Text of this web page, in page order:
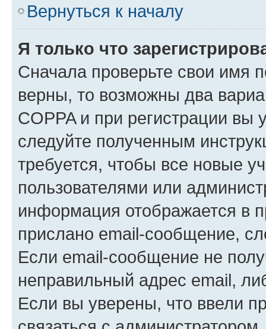
Вернуться к началу
Я только что
Сначала проверьте свои имя
верны, то возможны два
COPPA и при регистрации вы
следуйте полученным
требуется, чтобы все новые
пользователями или
информация отображается в
прислано email-сообщение,
Если email-сообщение не
неправильный адрес email,
Если вы уверены, что ввели